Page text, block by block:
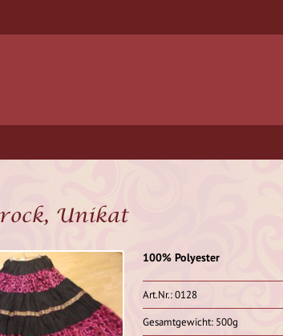
Unikat
100% Polyester
Art.Nr.: 0128
Gesamtgewicht: 500g